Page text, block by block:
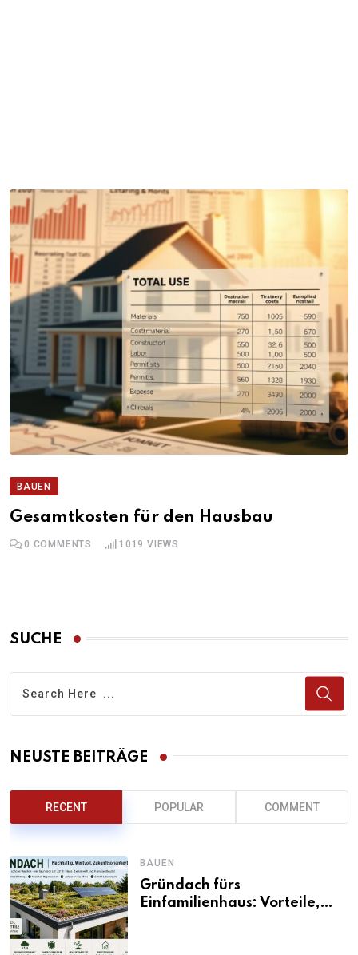
BAUEN
Gesamtkosten für den Hausbau
0 COMMENTS 1019 VIEWS
SUCHE
NEUSTE BEITRÄGE
RECENT POPULAR COMMENT
BAUEN
Gründach fürs
Einfamilienhaus: Vorteile,